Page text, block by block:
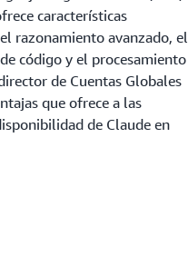
características
razonamiento avanzado, el
código y el procesamiento
de Cuentas Globales
que ofrece a las
de Claude en